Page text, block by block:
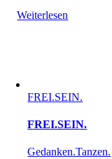
Weiterlesen
FREI.SEIN.
FREI.SEIN.
Gedanken.Tanzen.